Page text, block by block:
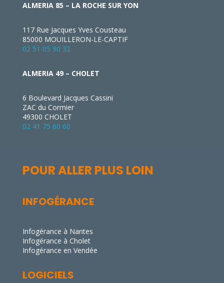
ALMERIA 85 – LA ROCHE SUR YON
117 Rue Jacques Yves Cousteau
85000 MOUILLERON-LE-CAPTIF
02 51 05 90 32
ALMERIA 49 – CHOLET
6 Boulevard Jacques Cassini
ZAC du Cormier
49300 CHOLET
02 41 75 60 60
POUR ALLER PLUS LOIN
INFOGÉRANCE
Infogérance à Nantes
Infogérance à Cholet
Infogérance en Vendée
LOGICIELS